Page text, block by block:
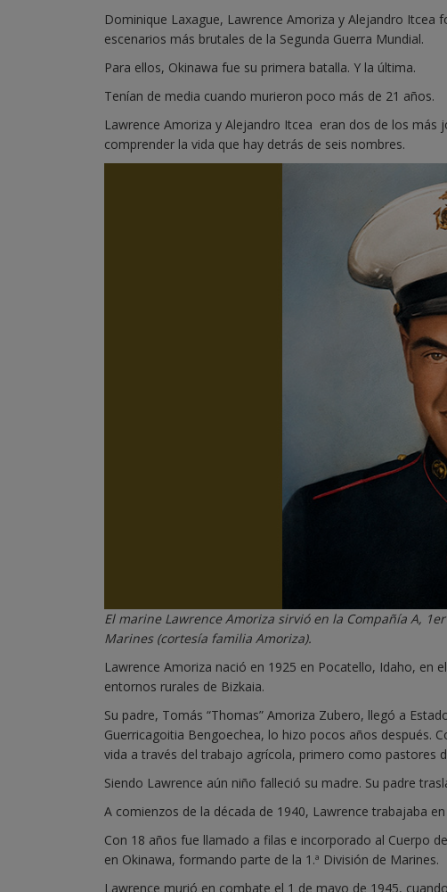
Dominique Laxague, Lawrence Amoriza y Alejandro
escenarios más brutales de la Segunda Guerra Mundial.
Para ellos, Okinawa fue su primera batalla. Y la última.
Tenían de media cuando murieron poco más de 21 años.
Lawrence Amoriza y Alejandro Itcea eran dos de los más
comprender la vida que hay detrás de seis nombres.
El marine Lawrence Amoriza sirvió en la Compañía A,
Marines (cortesía familia Amoriza).
Lawrence Amoriza nació en 1925 en Pocatello, Idaho, en
entornos rurales de Bizkaia.
Su padre, Tomás “Thomas” Amoriza Zubero, llegó a
Guerricagoitia Bengoechea, lo hizo pocos años después.
vida a través del trabajo agrícola, primero como pastores
Siendo Lawrence aún niño falleció su madre. Su padre
A comienzos de la década de 1940, Lawrence trabajaba
Con 18 años fue llamado a filas e incorporado al Cuerpo
en Okinawa, formando parte de la 1.ª División de Marines.
Lawrence murió en combate el 1 de mayo de 1945,